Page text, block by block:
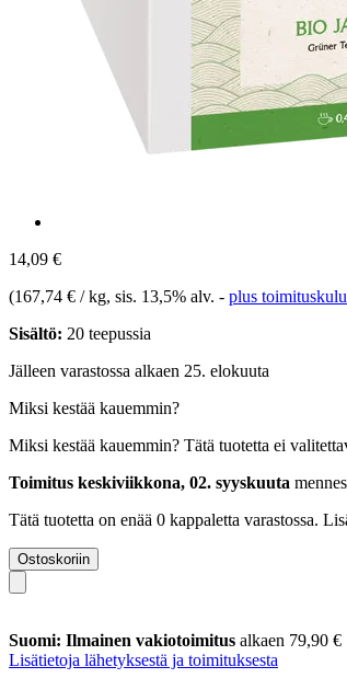
14,09 €
(167,74 € / kg, sis. 13,5% alv. - plus
Sisältö: 20 teepussia
Jälleen varastossa alkaen 25. elokuuta
Miksi kestää kauemmin?
Miksi kestää kauemmin? Tätä tuotetta ei
Toimitus keskiviikkona, 02. syyskuuta
Tätä tuotetta on enää 0 kappaletta varastossa.
Ostoskoriin
Suomi: Ilmainen vakiotoimitus alkaen 79,90 €
Lisätietoja lähetyksestä ja toimituksesta